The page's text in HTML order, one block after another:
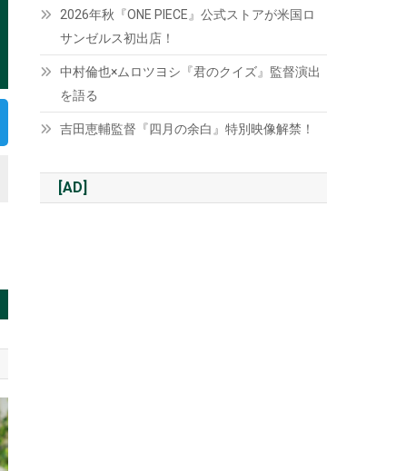
2026年秋『ONE PIECE』公式ストアが米国ロ
サンゼルス初出店！
中村倫也×ムロツヨシ『君のクイズ』監督演出
を語る
吉田恵輔監督『四月の余白』特別映像解禁！
[AD]